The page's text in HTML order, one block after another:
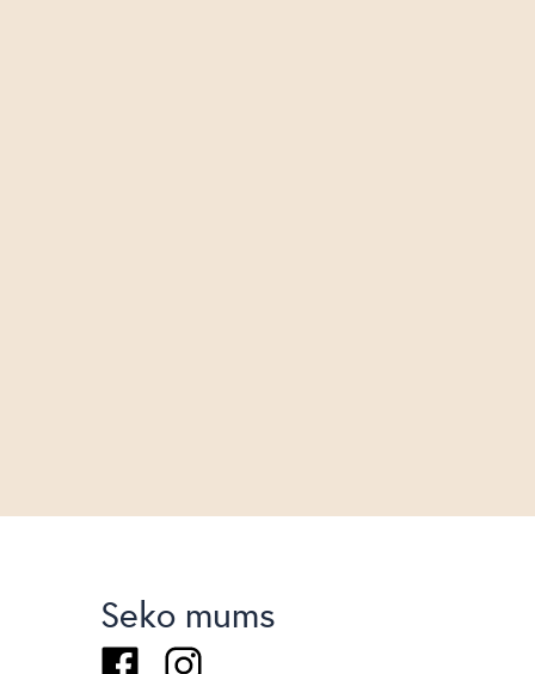
Seko mums
FacebookInstagram